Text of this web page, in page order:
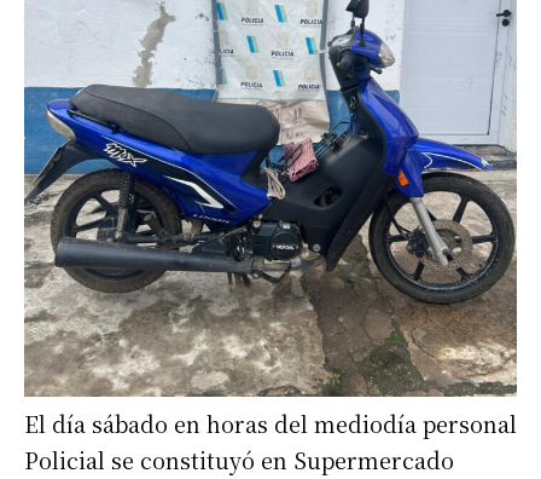
El día sábado en horas del mediodía personal
Policial se constituyó en Supermercado